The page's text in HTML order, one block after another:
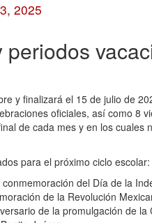
2025
y finalizará el 15 de julio de
oficiales, así como 8
de cada mes y en los cuales
para el próximo ciclo escolar:
del Día de la
de la Revolución
de la promulgación de la